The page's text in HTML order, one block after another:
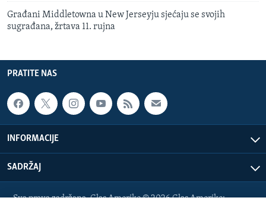
Građani Middletowna u New Jerseyju sjećaju se svojih
sugrađana, žrtava 11. rujna
PRATITE NAS
INFORMACIJE
SADRŽAJ
Sva prava zadržana. Glas Amerike © 2026 Glas Amerike: